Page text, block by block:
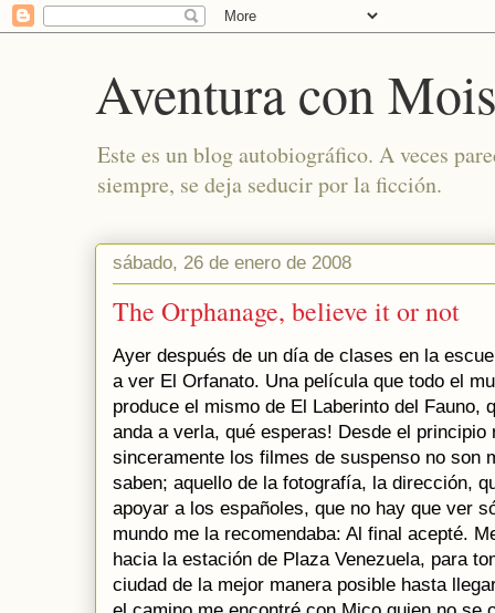
Aventura con
Este es un blog autobiográfico. A veces
siempre, se deja seducir por la ficción.
sábado, 26 de enero de 2008
The Orphanage, believe it or not
Ayer después de un día de clases en la
a ver El Orfanato. Una película que todo el
produce el mismo de El Laberinto del Fauno,
anda a verla, qué esperas! Desde el
sinceramente los filmes de suspenso no son
saben; aquello de la fotografía, la dirección,
apoyar a los españoles, que no hay que ver
mundo me la recomendaba: Al final acepté.
hacia la estación de Plaza Venezuela, para
ciudad de la mejor manera posible hasta